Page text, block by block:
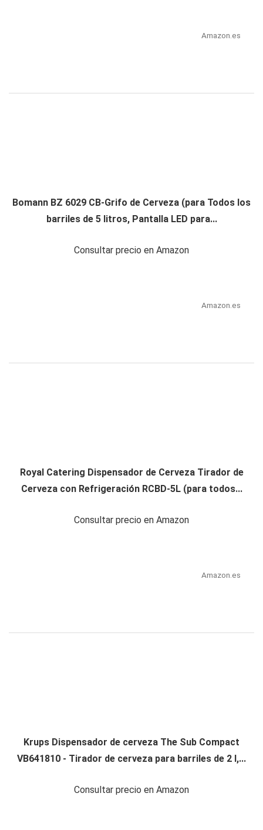
Amazon.es
Bomann BZ 6029 CB-Grifo de Cerveza (para Todos los
barriles de 5 litros, Pantalla LED para...
Consultar precio en Amazon
Amazon.es
Royal Catering Dispensador de Cerveza Tirador de
Cerveza con Refrigeración RCBD-5L (para todos...
Consultar precio en Amazon
Amazon.es
Krups Dispensador de cerveza The Sub Compact
VB641810 - Tirador de cerveza para barriles de 2 l,...
Consultar precio en Amazon